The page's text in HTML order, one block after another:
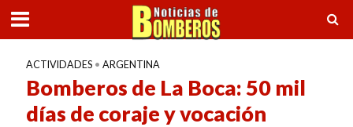
ACTIVIDADES • ARGENTINA
Bomberos de La Boca: 50 mil
días de coraje y vocación